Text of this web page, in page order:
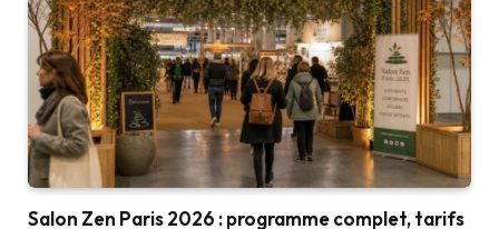
Salon Zen Paris 2026 : programme complet, tarifs